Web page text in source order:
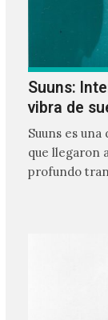
Suuns:
vibra de
Suuns es
que llegaron
profundo